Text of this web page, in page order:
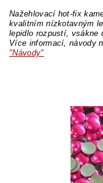
Nažehlovací hot-fix
kvalitním nízkotavným
lepidlo rozpustí, vsákne
Více informací, návody
"Návody"